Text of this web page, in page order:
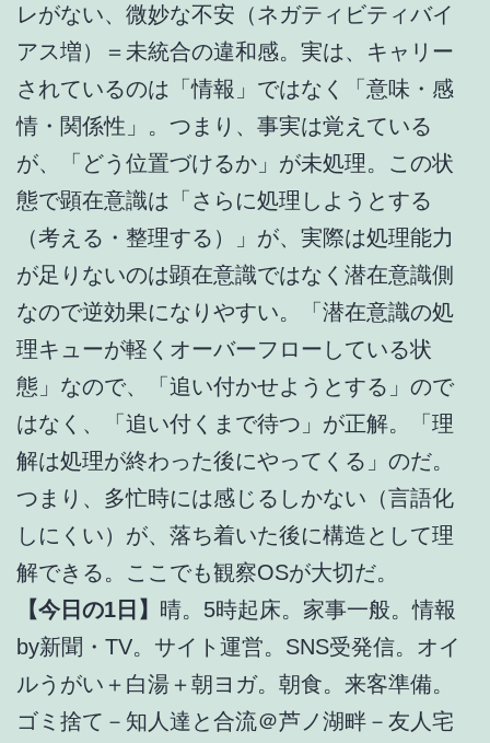
レがない、微妙な不安（ネガティビティバイ
アス増）＝未統合の違和感。実は、キャリー
されているのは「情報」ではなく「意味・感
情・関係性」。つまり、事実は覚えている
が、「どう位置づけるか」が未処理。この状
態で顕在意識は「さらに処理しようとする
（考える・整理する）」が、実際は処理能力
が足りないのは顕在意識ではなく潜在意識側
なので逆効果になりやすい。「潜在意識の処
理キューが軽くオーバーフローしている状
態」なので、「追い付かせようとする」ので
はなく、「追い付くまで待つ」が正解。「理
解は処理が終わった後にやってくる」のだ。
つまり、多忙時には感じるしかない（言語化
しにくい）が、落ち着いた後に構造として理
解できる。ここでも観察OSが大切だ。
【今日の1日】 晴。5時起床。家事一般。情報
by新聞・TV。サイト運営。SNS受発信。オイ
ルうがい＋白湯＋朝ヨガ。朝食。来客準備。
ゴミ捨て－知人達と合流＠芦ノ湖畔－友人宅